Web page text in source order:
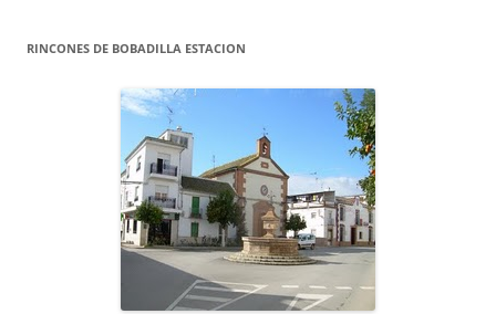
RINCONES DE BOBADILLA ESTACION